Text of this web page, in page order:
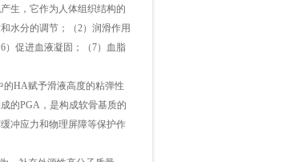
生，它作为人体组织结构的
水分的调节；（2）润滑作用
6）促进血液凝固；（7）血脂
的HA赋予滑液高度的粘弹性
的PGA ，是构成软骨基质的
冲应力和物理屏障等保护作